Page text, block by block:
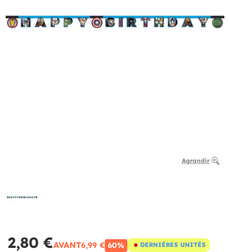
Agrandir
2,80 €AVANT6,99 € 60% DERNIÈRES UNITÉS